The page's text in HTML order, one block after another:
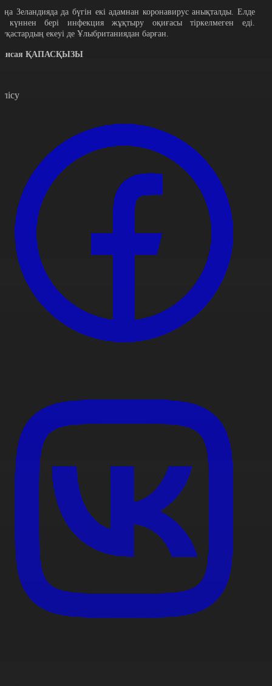
Зеландияда да бүгін екі адамнан коронавирус анықталды. Елде
күннен бері инфекция жұқтыру оқиғасы тіркелмеген еді.
екеуі де Ұлыбританиядан барған.
ҚАПАСҚЫЗЫ